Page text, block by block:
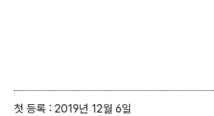
첫 등록 : 2019년 12월 6일